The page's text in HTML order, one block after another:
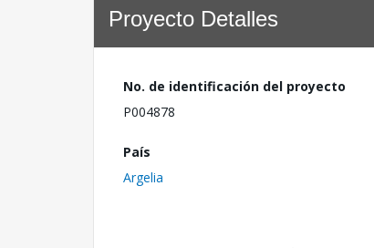
Proyecto Detalles
No. de identificación del proyecto
P004878
País
Argelia